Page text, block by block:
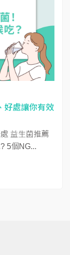
好處讓你有效
益生菌推薦
5個NG...